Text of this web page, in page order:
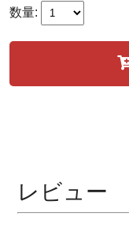
数量:
レビュー